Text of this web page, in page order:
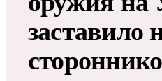
заставило